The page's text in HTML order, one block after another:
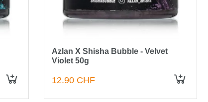
Azlan X Shisha Bubble - Velvet
Violet 50g
12.90 CHF